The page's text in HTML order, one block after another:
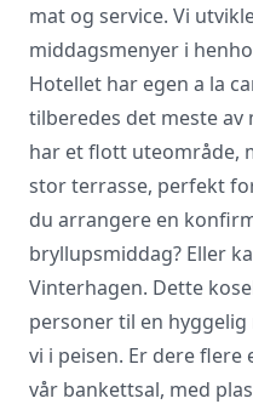
mat og service. Vi
middagsmenyer i
Hotellet har egen a la
tilberedes det meste
har et flott uteområde,
stor terrasse, perfekt
du arrangere en
bryllupsmiddag? Eller
Vinterhagen. Dette
personer til en
vi i peisen. Er dere flere
vår bankettsal, med